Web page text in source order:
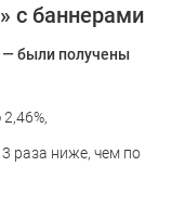
с баннерами
— были получены
раза ниже, чем по